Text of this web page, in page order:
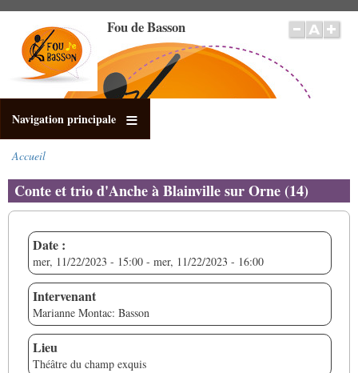
contenu
principal
Fou de Basson
Navigation principale
d'Ariane
Accueil
Conte et trio d'Anche à Blainville sur Orne (14)
Date :
mer, 11/22/2023 - 15:00 - mer, 11/22/2023 - 16:00
Intervenant
Marianne Montac: Basson
Lieu
Théâtre du champ exquis